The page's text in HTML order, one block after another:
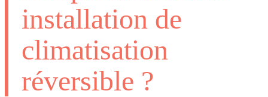
installation de
climatisation
réversible ?